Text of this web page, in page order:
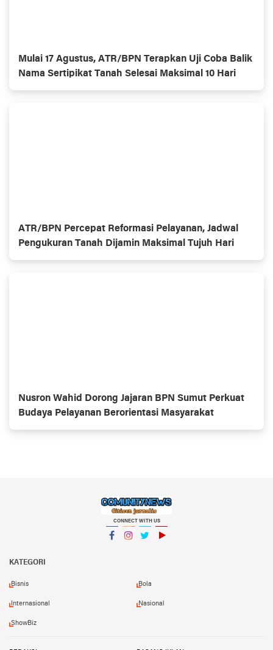
Mulai 17 Agustus, ATR/BPN Terapkan Uji Coba Balik
Nama Sertipikat Tanah Selesai Maksimal 10 Hari
ATR/BPN Percepat Reformasi Pelayanan, Jadwal
Pengukuran Tanah Dijamin Maksimal Tujuh Hari
Nusron Wahid Dorong Jajaran BPN Sumut Perkuat
Budaya Pelayanan Berorientasi Masyarakat
CONNECT WITH US
KATEGORI
Bisnis Bola
Internasional Nasional
ShowBiz